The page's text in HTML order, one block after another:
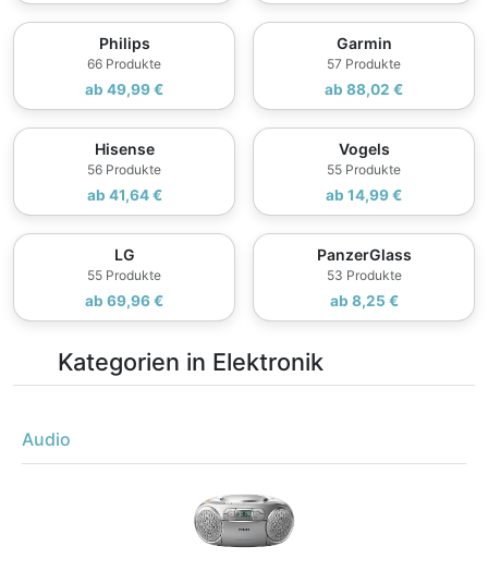
Philips
66 Produkte
ab 49,99 €
Garmin
57 Produkte
ab 88,02 €
Hisense
56 Produkte
ab 41,64 €
Vogels
55 Produkte
ab 14,99 €
LG
55 Produkte
ab 69,96 €
PanzerGlass
53 Produkte
ab 8,25 €
Kategorien in Elektronik
Audio